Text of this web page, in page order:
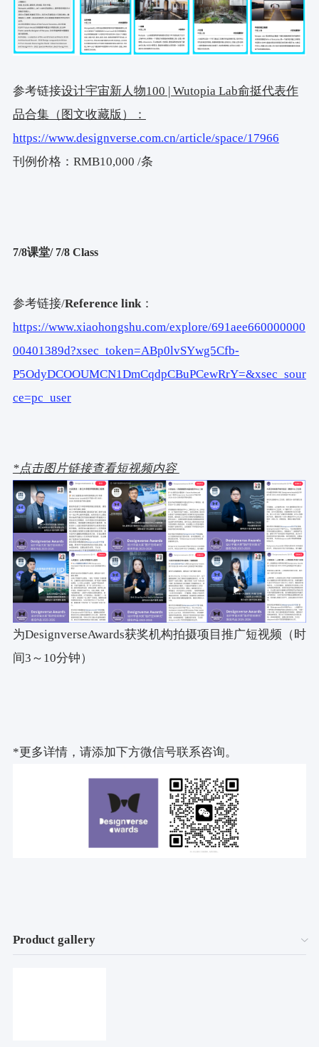
参考链接设计宇宙新人物100 | Wutopia Lab俞挺代表作
品合集（图文收藏版）：
https://www.designverse.com.cn/article/space/17966
刊例价格： RMB10,000 /条
7/8课堂/ 7/8 Class
参考链接/Reference link：
https://www.xiaohongshu.com/explore/691aee660000000
00401389d?xsec_token=ABp0lvSYwg5Cfb-
P5OdyDCOOUMCN1DmCqdpCBuPCewRrY=&xsec_sour
ce=pc_user
*点击图片链接查看短视频内容
为DesignverseAwards获奖机构拍摄项目推广短视频（时
间3 ～ 10分钟）
*更多详情，请添加下方微信号联系咨询。
Product gallery